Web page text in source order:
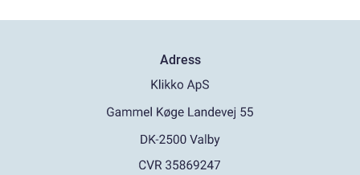
Adress